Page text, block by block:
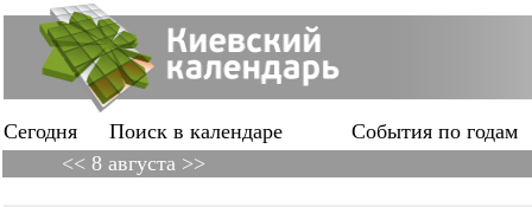
Сегодня Поиск в календаре
События по годам
<< 8 августа >>